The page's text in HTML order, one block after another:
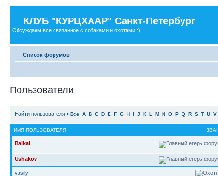
КЛУБ "КУРЦХААР" Санкт-Петербург
Обсуждаем все связанное с собаками и охотами :)
Список форумов
Пользователи
Найти пользователя • Все A B C D E F G H I J K L M N O P Q R S T U V
ИМЯ ПОЛЬЗОВАТЕЛЯ
Baikal
Ushakov
vasily